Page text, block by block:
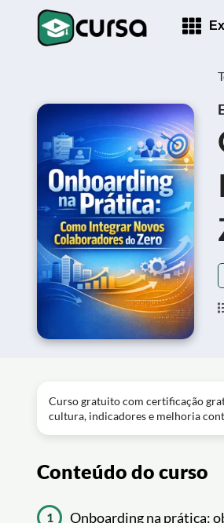
Curso gratuito com certificação
cultura, indicadores e melhoria
Conteúdo do curso
1 Onboarding na prática: